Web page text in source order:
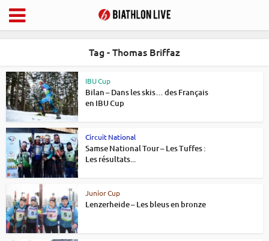
Tag - Thomas Briffaz
IBU Cup
Bilan – Dans les skis… des Français
en IBU Cup
Circuit National
Samse National Tour – Les Tuffes :
Les résultats...
Junior Cup
Lenzerheide – Les bleus en bronze